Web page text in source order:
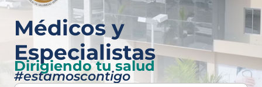
Médicos y
Especialistas
Dirigiendo tu salud
#estamoscontigo